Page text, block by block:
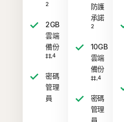
2
2GB
雲端
備份
‡‡,4
密碼
管理
員
防護
承諾
2
10GB
雲端
備份
‡‡,4
密碼
管理
員